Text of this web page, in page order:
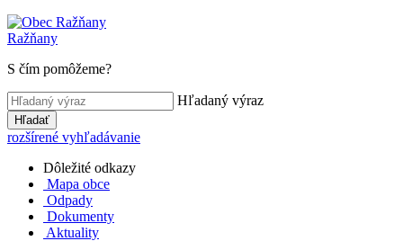
Ražňany
S čím pomôžeme?
Hľadaný výraz
Hľadať
rozšírené vyhľadávanie
Dôležité odkazy
Mapa obce
Odpady
Dokumenty
Aktuality